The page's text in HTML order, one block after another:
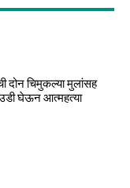
दोन चिमुकल्या मुलांसह
घेऊन आत्महत्या